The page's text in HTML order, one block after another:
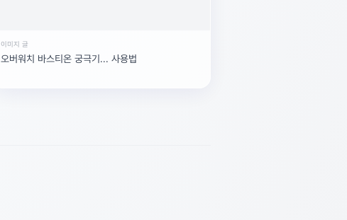
이미지 글
오버워치 바스티온 궁극기... 사용법